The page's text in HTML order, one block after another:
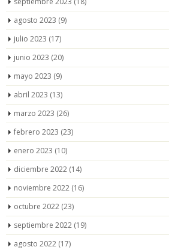
agosto 2023 (9)
julio 2023 (17)
junio 2023 (20)
mayo 2023 (9)
abril 2023 (13)
marzo 2023 (26)
febrero 2023 (23)
enero 2023 (10)
diciembre 2022 (14)
noviembre 2022 (16)
octubre 2022 (23)
septiembre 2022 (19)
agosto 2022 (17)